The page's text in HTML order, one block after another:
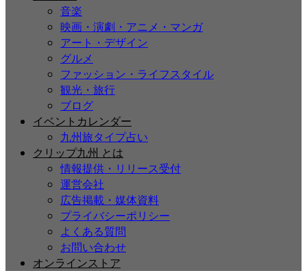
音楽
映画・演劇・アニメ・マンガ
アート・デザイン
グルメ
ファッション・ライフスタイル
観光・旅行
ブログ
イベントカレンダー
九州旅タイプ占い
クリップ九州 とは
情報提供・リリース受付
運営会社
広告掲載・媒体資料
プライバシーポリシー
よくある質問
お問い合わせ
オンラインストア